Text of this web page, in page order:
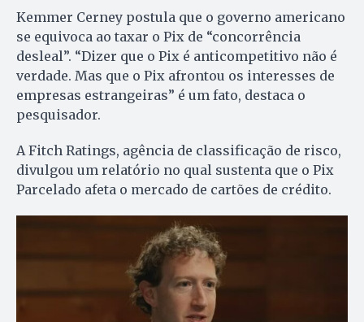
Kemmer Cerney postula que o governo americano
se equivoca ao taxar o Pix de “concorrência
desleal”. “Dizer que o Pix é anticompetitivo não é
verdade. Mas que o Pix afrontou os interesses de
empresas estrangeiras” é um fato, destaca o
pesquisador.
A Fitch Ratings, agência de classificação de risco,
divulgou um relatório no qual sustenta que o Pix
Parcelado afeta o mercado de cartões de crédito.